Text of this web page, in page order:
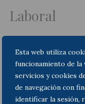
Esta web utiliza
funcionamiento de
servicios y cookies
de navegación con
identificar la sesión,
Laboral
Litigació